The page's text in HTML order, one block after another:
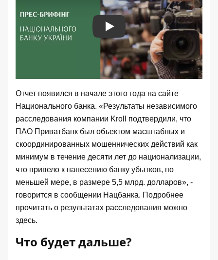
Play
Отчет появился в начале этого года на сайте
Национального банка. «Результаты независимого
расследования компании Kroll подтвердили, что
ПАО Приватбанк был объектом масштабных и
скоординированных мошеннических действий как
минимум в течение десяти лет до национализации,
что привело к нанесению банку убытков, по
меньшей мере, в размере 5,5 млрд. долларов», -
говорится в сообщении Нацбанка. Подробнее
прочитать о результатах расследования можно
здесь.
Что будет дальше?